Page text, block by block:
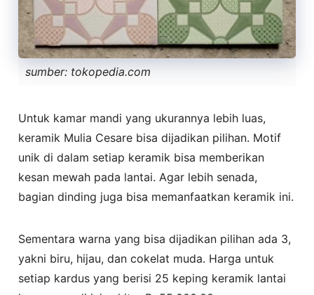
sumber: tokopedia.com
Untuk kamar mandi yang ukurannya lebih luas,
keramik Mulia Cesare bisa dijadikan pilihan. Motif
unik di dalam setiap keramik bisa memberikan
kesan mewah pada lantai. Agar lebih senada,
bagian dinding juga bisa memanfaatkan keramik ini.
Sementara warna yang bisa dijadikan pilihan ada 3,
yakni biru, hijau, dan cokelat muda. Harga untuk
setiap kardus yang berisi 25 keping keramik lantai